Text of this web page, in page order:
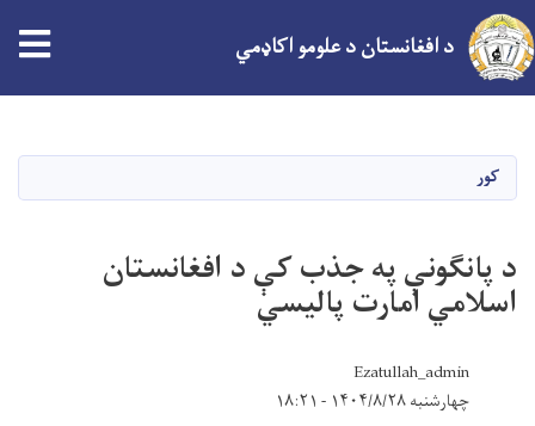
د افغانستان د علومو اکاډمي
کور
د پانګونې په جذب کې د افغانستان
اسلامي امارت پالیسي
Ezatullah_admin
چهارشنبه ۱۴۰۴/۸/۲۸ - ۱۸:۲۱